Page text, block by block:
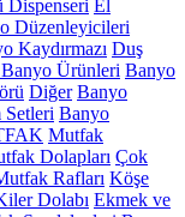
Dispenseri El
Düzenleyicileri
Kaydırmazı Duş
Ürünleri Banyo
Diğer Banyo
Setleri Banyo
Mutfak
Dolapları Çok
Rafları Köşe
Dolabı Ekmek ve